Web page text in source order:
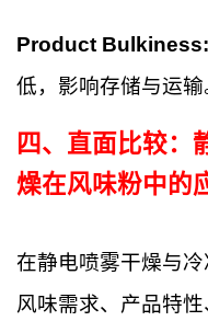
Product Bulkiness:
低，影响存储与运输
四、 直面比较：
燥在风味粉中的
在静电喷雾干燥与
风味需求、产品特